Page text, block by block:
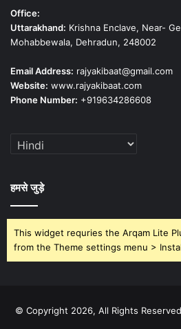
Office:
Uttarakhand: Krishna Enclave, Near-
Mohabbewala, Dehradun, 248002
Email Address: rajyakibaat@gmail.com
Website: www.rajyakibaat.com
Phone Number: +919634286608
हमसे जुड़े
This widget requries the Arqam Lite
from the Theme settings menu >
© Copyright 2026, All Rights